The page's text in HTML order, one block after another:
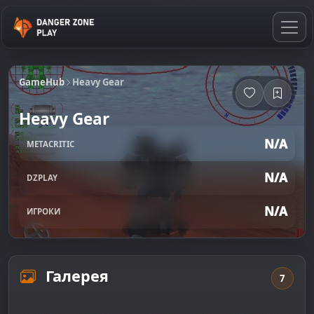
GameHub Heavy Gear
Heavy Gear
METACRITIC N/A
DZPLAY N/A
ИГРОКИ N/A
Галерея 7